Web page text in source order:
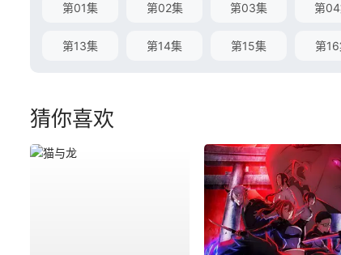
第01集 第02集 第03集 第
第13集 第14集 第15集 第
猜你喜欢